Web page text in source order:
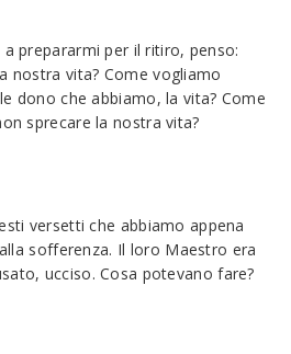
prepararmi per il ritiro, penso:
nostra vita? Come vogliamo
dono che abbiamo, la vita? Come
sprecare la nostra vita?
versetti che abbiamo appena
sofferenza. Il loro Maestro era
ucciso. Cosa potevano fare?